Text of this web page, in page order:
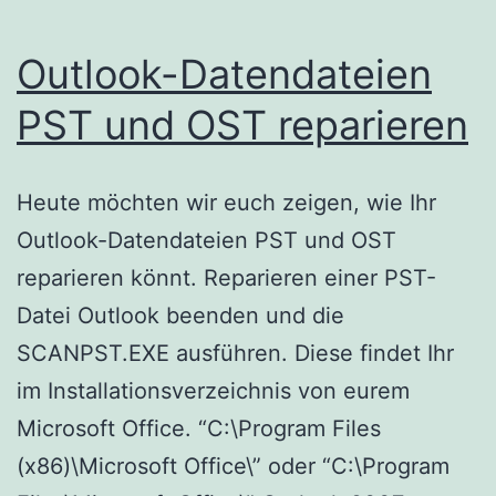
Outlook-Datendateien
PST und OST reparieren
Heute möchten wir euch zeigen, wie Ihr
Outlook-Datendateien PST und OST
reparieren könnt. Reparieren einer PST-
Datei Outlook beenden und die
SCANPST.EXE ausführen. Diese findet Ihr
im Installationsverzeichnis von eurem
Microsoft Office. “C:\Program Files
(x86)\Microsoft Office\” oder “C:\Program